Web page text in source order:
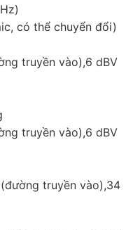
có thể chuyển đổi)
truyền vào),6 dBV
truyền vào),6 dBV
truyền vào),34